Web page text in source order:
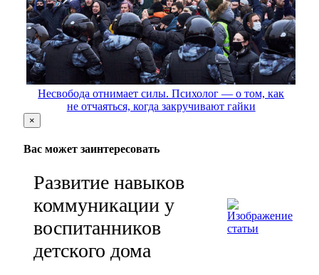
Несвобода отнимает силы. Психолог — о том, как
не отчаяться, когда закручивают гайки
×
Вас может заинтересовать
Развитие навыков
коммуникации у
воспитанников
детского дома